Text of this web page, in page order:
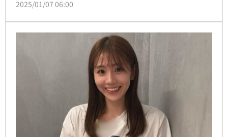
有嘴唇的紋路，似乎是被人用過，這讓她驚呼噁心並怨
狀況。貼文底下，不少人都建議她先嘗試退貨。
2025/01/07 06:00